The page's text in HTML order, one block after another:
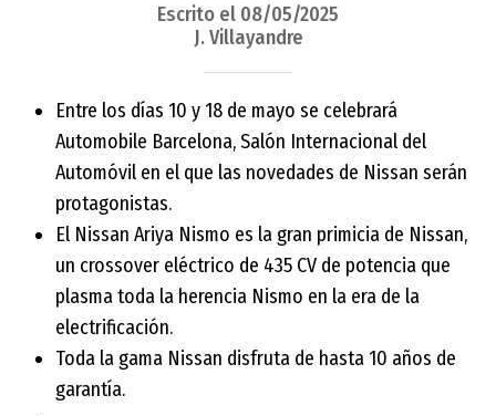
Escrito el 08/05/2025
J. Villayandre
Entre los días 10 y 18 de mayo se celebrará
Automobile Barcelona, Salón Internacional del
Automóvil en el que las novedades de Nissan serán
protagonistas.
El Nissan Ariya Nismo es la gran primicia de Nissan,
un crossover eléctrico de 435 CV de potencia que
plasma toda la herencia Nismo en la era de la
electrificación.
Toda la gama Nissan disfruta de hasta 10 años de
garantía.